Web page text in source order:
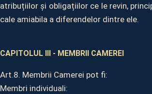
atribuțiilor și obligațiilor ce le revin,
cale amiabila a diferendelor dintre ele.
CAPITOLUL III - MEMBRII CAMEREI
Art.8. Membrii Camerei pot fi:
Membri individuali: